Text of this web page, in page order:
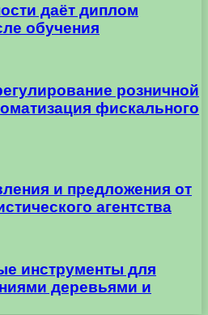
даёт диплом
обучения
розничной
фискального
и предложения от
агентства
инструменты для
деревьями и